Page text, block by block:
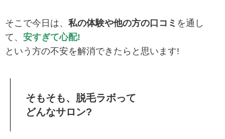
そこで今日は、 私の体験や他の方の口コミ を通し
て、 安すぎて心配!
という方の不安を解消できたらと思います!
そもそも、脱毛ラボって
どんなサロン?